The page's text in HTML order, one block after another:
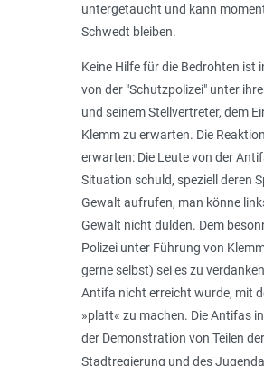
untergetaucht und kann
Schwedt bleiben.
Keine Hilfe für die Bedrohten ist
von der "Schutzpolizei" unter
und seinem Stellvertreter, dem
Klemm zu erwarten. Die
erwarten: Die Leute von der
Situation schuld, speziell deren
Gewalt aufrufen, man könne
Gewalt nicht dulden. Dem
Polizei unter Führung von
gerne selbst) sei es zu
Antifa nicht erreicht wurde, mit
»platt« zu machen. Die Antifas
der Demonstration von Teilen
Stadtregierung und des